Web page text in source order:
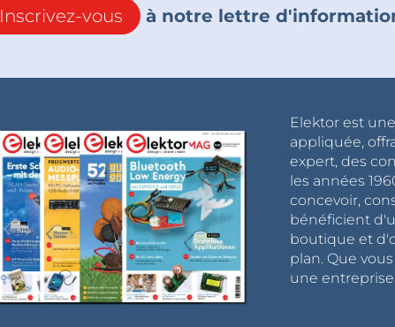
Inscrivez-vous à notre lettre
Elektor est
appliquée,
expert, des
les années
concevoir,
bénéficient
boutique et
plan. Que
une